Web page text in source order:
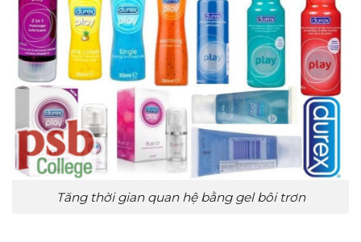
Tăng thời gian quan hệ bằng gel bôi trơn